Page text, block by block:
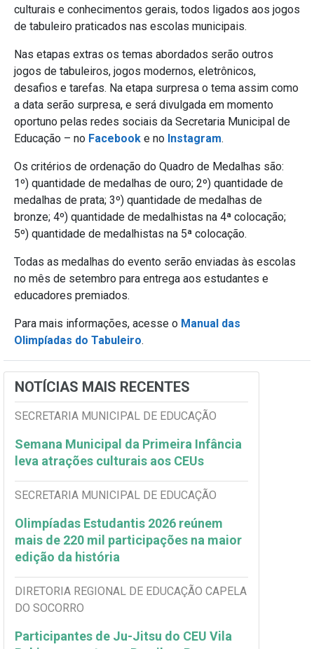
culturais e conhecimentos gerais, todos ligados aos jogos
de tabuleiro praticados nas escolas municipais.
Nas etapas extras os temas abordados serão outros
jogos de tabuleiros, jogos modernos, eletrônicos,
desafios e tarefas. Na etapa surpresa o tema assim como
a data serão surpresa, e será divulgada em momento
oportuno pelas redes sociais da Secretaria Municipal de
Educação – no Facebook e no Instagram.
Os critérios de ordenação do Quadro de Medalhas são:
1º) quantidade de medalhas de ouro; 2º) quantidade de
medalhas de prata; 3º) quantidade de medalhas de
bronze; 4º) quantidade de medalhistas na 4ª colocação;
5º) quantidade de medalhistas na 5ª colocação.
Todas as medalhas do evento serão enviadas às escolas
no mês de setembro para entrega aos estudantes e
educadores premiados.
Para mais informações, acesse o Manual das
Olimpíadas do Tabuleiro.
NOTÍCIAS MAIS RECENTES
SECRETARIA MUNICIPAL DE EDUCAÇÃO
Semana Municipal da Primeira Infância
leva atrações culturais aos CEUs
SECRETARIA MUNICIPAL DE EDUCAÇÃO
Olimpíadas Estudantis 2026 reúnem
mais de 220 mil participações na maior
edição da história
DIRETORIA REGIONAL DE EDUCAÇÃO CAPELA
DO SOCORRO
Participantes de Ju-Jitsu do CEU Vila